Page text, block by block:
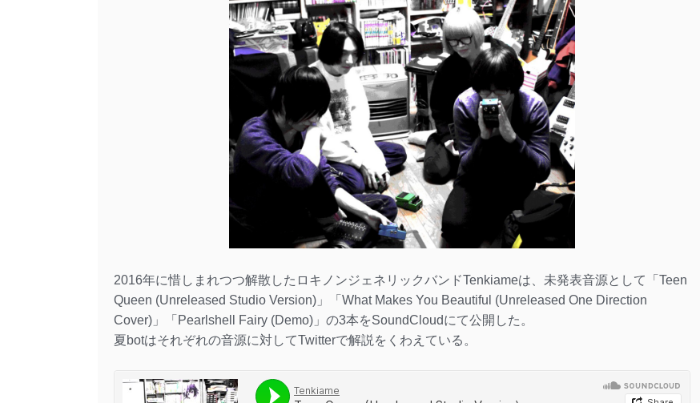
2016年に惜しまれつつ解散したロキノンジェネリックバンドTenkiameは、未発表音源として「Teen
Queen (Unreleased Studio Version)」「What Makes You Beautiful (Unreleased One Direction
Cover)」「Pearlshell Fairy (Demo)」の3本をSoundCloudにて公開した。
夏botはそれぞれの音源に対してTwitterで解説をくわえている。